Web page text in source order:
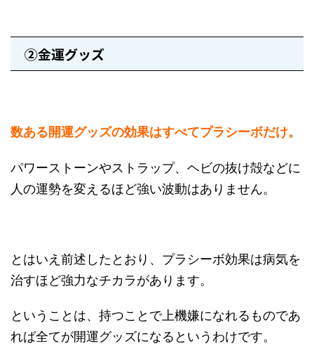
②金運グッズ
数ある開運グッズの効果はすべてプラシーボだけ。
パワーストーンやストラップ、ヘビの抜け殻などに
人の運勢を変えるほど強い波動はありません。
とはいえ前述したとおり、プラシーボ効果は病気を
治すほど強力なチカラがあります。
ということは、持つことで上機嫌になれるものであ
れば全てが開運グッズになるというわけです。